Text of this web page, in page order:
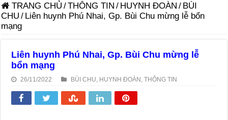
TRANG CHỦ /THÔNG TIN / HUYNH ĐOÀN / BÙI
CHU / Liên huynh Phú Nhai, Gp. Bùi Chu mừng lễ bổn
mạng
Liên huynh Phú Nhai, Gp. Bùi Chu mừng lễ
bổn mạng
26/11/2022 BÙI CHU HUYNH ĐOÀN ,THÔNG TIN